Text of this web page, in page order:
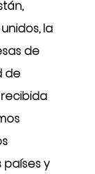
la
de
de
y